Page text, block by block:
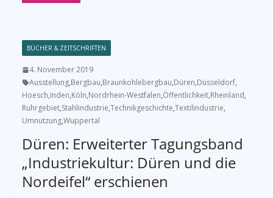
BÜCHER & ZEITSCHRIFTEN
4. November 2019
Ausstellung,Bergbau,Braunkohlebergbau,Düren,Düsseldorf,
Hoesch,Inden,Köln,Nordrhein-Westfalen,Öffentlichkeit,Rheinland,
Ruhrgebiet,Stahlindustrie,Technikgeschichte,Textilindustrie,
Umnutzung,Wuppertal
Düren: Erweiterter Tagungsband
„Industriekultur: Düren und die
Nordeifel“ erschienen